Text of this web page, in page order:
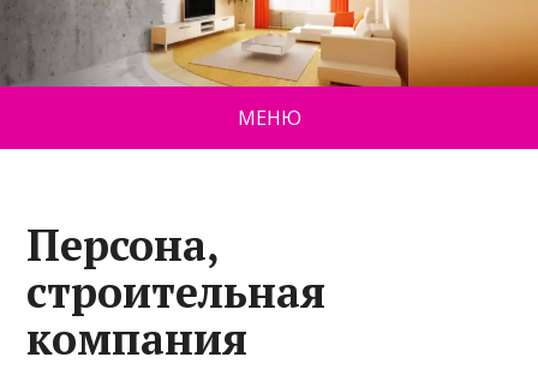
МЕНЮ
Персона,
строительная
компания